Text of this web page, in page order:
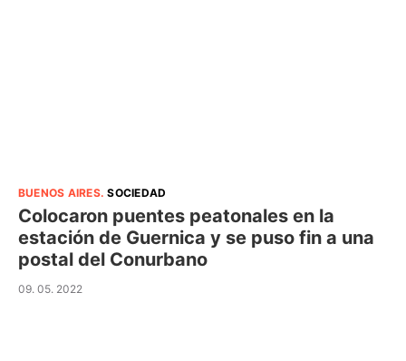
BUENOS AIRES.SOCIEDAD
Colocaron puentes peatonales en la
estación de Guernica y se puso fin a una
postal del Conurbano
09. 05. 2022